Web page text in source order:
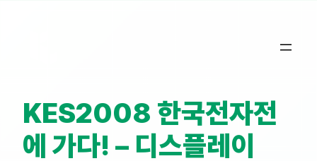
KES2008 한국전자전
에 가다! – 디스플레이